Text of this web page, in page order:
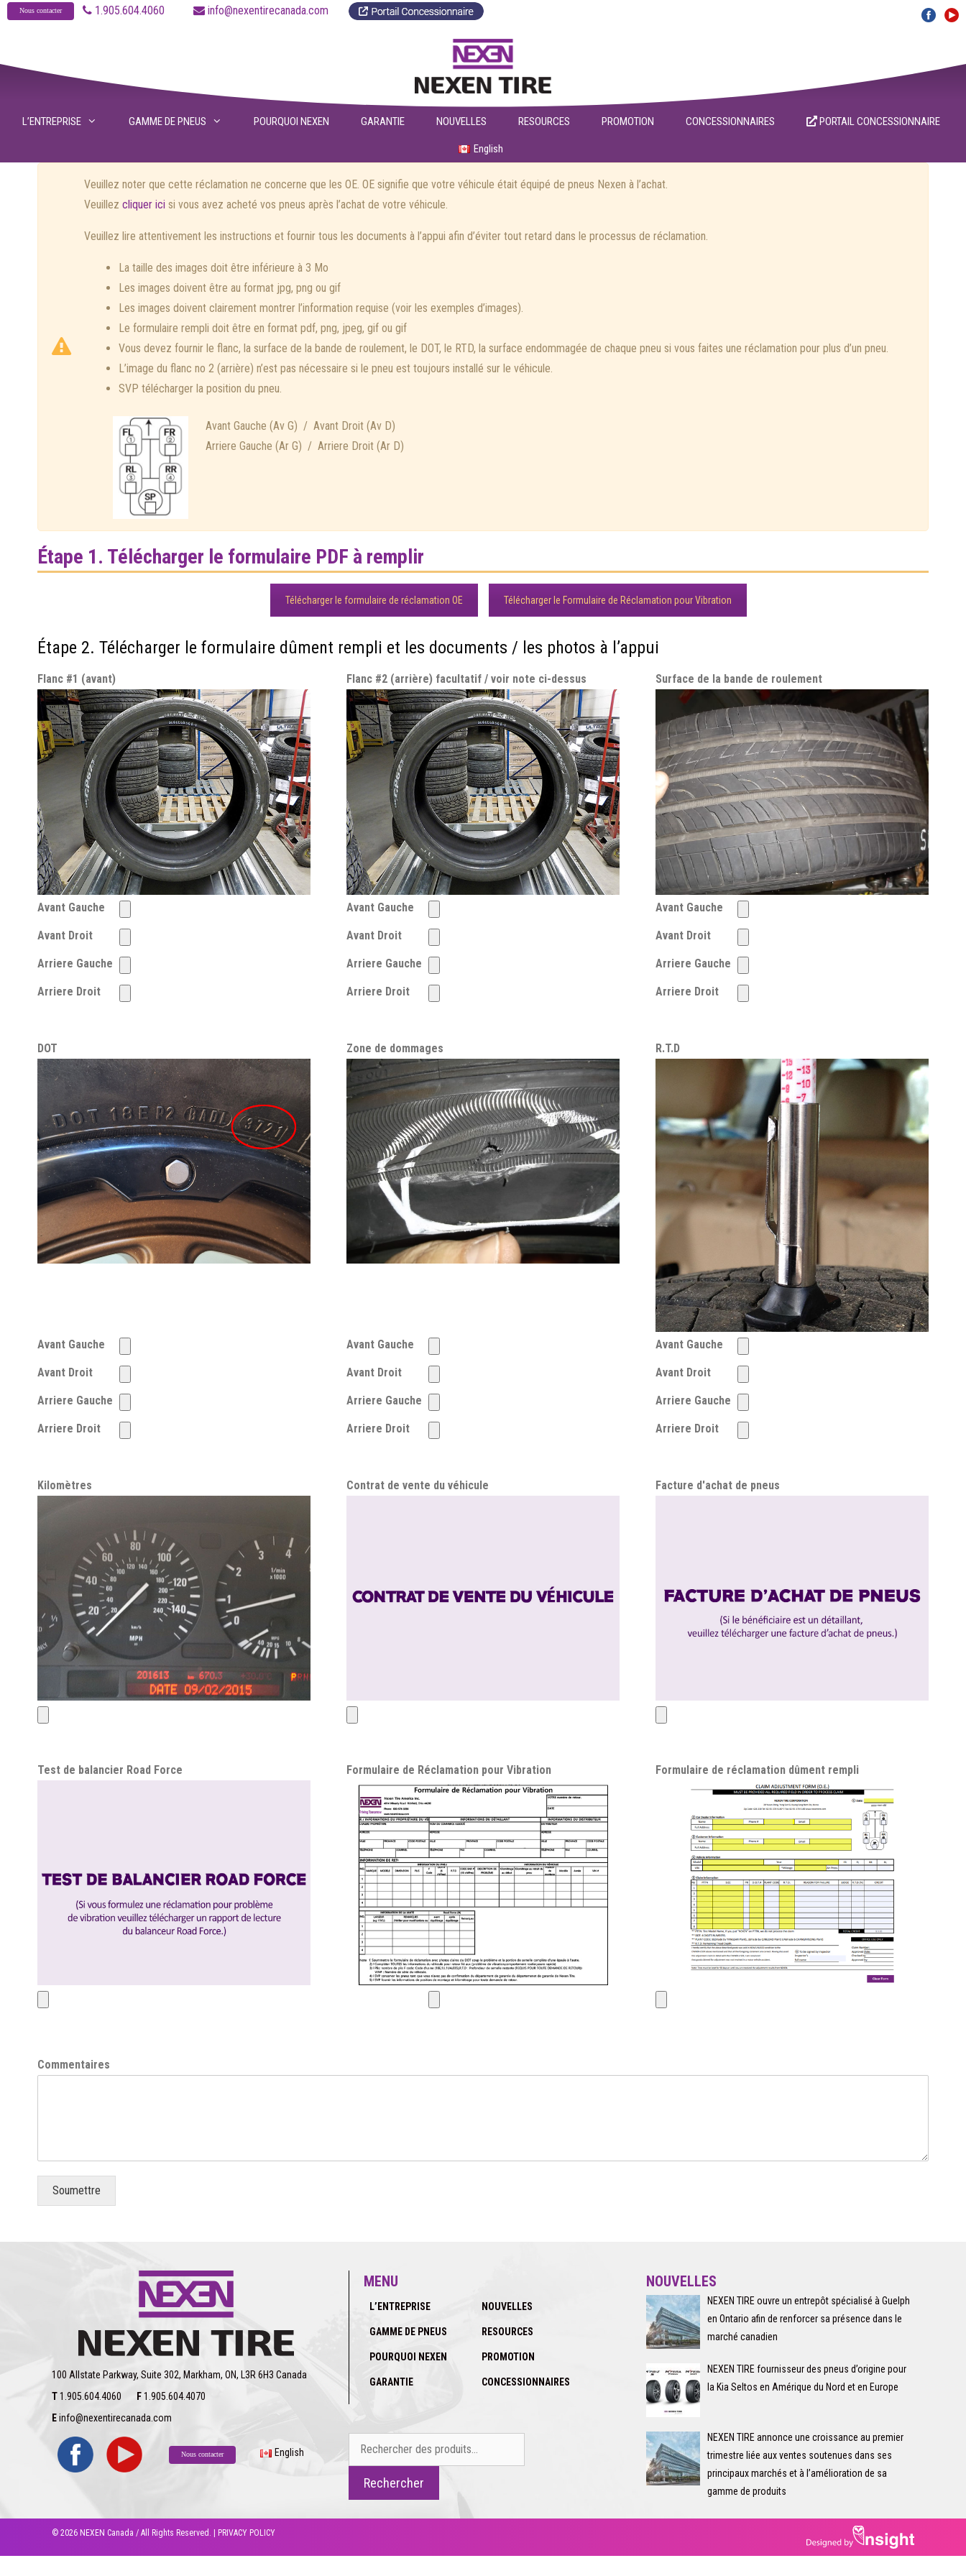
Aller
Nous contacter 1.905.604.4060 info@nexentirecanada.com
L’ENTREPRISE GAMME DE PNEUS POURQUOI NEXEN GARANTIE NOUVELLES RESOURCES PROMOTION CONCESSIONNAIRES PORTAIL CONCESSIONNAIRE
English
Veuillez noter que cette réclamation ne concerne que les OE. OE signifie que votre véhicule était équipé de pneus Nexen à l’achat.
Veuillez cliquer ici si vous avez acheté vos pneus après l’achat de votre véhicule.
Veuillez lire attentivement les instructions et fournir tous les documents à l’appui afin d’éviter tout retard dans le processus de réclamation.
La taille des images doit être inférieure à 3 Mo
Les images doivent être au format jpg, png ou gif
Les images doivent clairement montrer l’information requise (voir les exemples d’images).
Le formulaire rempli doit être en format pdf, png, jpeg, gif ou gif
Vous devez fournir le flanc, la surface de la bande de roulement, le DOT, le RTD, la surface endommagée de chaque pneu si vous faites une réclamation pour plus d’un pneu.
L’image du flanc no 2 (arrière) n’est pas nécessaire si le pneu est toujours installé sur le véhicule.
SVP télécharger la position du pneu.
Avant Gauche (Av G) / Avant Droit (Av D)
Arriere Gauche (Ar G) / Arriere Droit (Ar D)
Étape 1. Télécharger le formulaire PDF à remplir
Télécharger le formulaire de réclamation OE Télécharger le Formulaire de Réclamation pour Vibration
Étape 2. Télécharger le formulaire dûment rempli et les documents / les photos à l’appui
Flanc #1 (avant) Flanc #2 (arrière) facultatif / voir note ci-dessus Surface de la bande de roulement
Avant Gauche Avant Gauche Avant Gauche
Avant Droit Avant Droit Avant Droit
Arriere Gauche Arriere Gauche Arriere Gauche
Arriere Droit Arriere Droit Arriere Droit
DOT Zone de dommages R.T.D
Avant Gauche Avant Gauche Avant Gauche
Avant Droit Avant Droit Avant Droit
Arriere Gauche Arriere Gauche Arriere Gauche
Arriere Droit Arriere Droit Arriere Droit
Kilomètres Contrat de vente du véhicule Facture d'achat de pneus
Test de balancier Road Force Formulaire de Réclamation pour Vibration Formulaire de réclamation dûment rempli
Commentaires
Soumettre
100 Allstate Parkway, Suite 302, Markham, ON, L3R 6H3 Canada
T1.905.604.4060 F1.905.604.4070
Einfo@nexentirecanada.com
Nous contacter English
MENU
L’ENTREPRISE
GAMME DE PNEUS
POURQUOI NEXEN
GARANTIE
NOUVELLES
RESOURCES
PROMOTION
CONCESSIONNAIRES
Rechercher
NOUVELLES
NEXEN TIRE ouvre un entrepôt spécialisé à Guelph
en Ontario afin de renforcer sa présence dans le
marché canadien
NEXEN TIRE fournisseur des pneus d’origine pour
la Kia Seltos en Amérique du Nord et en Europe
NEXEN TIRE annonce une croissance au premier
trimestre liée aux ventes soutenues dans ses
principaux marchés et à l’amélioration de sa
gamme de produits
© 2026 NEXEN Canada / All Rights Reserved. | PRIVACY POLICY